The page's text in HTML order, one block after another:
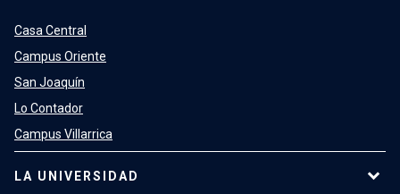
Casa Central
Campus Oriente
San Joaquín
Lo Contador
Campus Villarrica
LA UNIVERSIDAD